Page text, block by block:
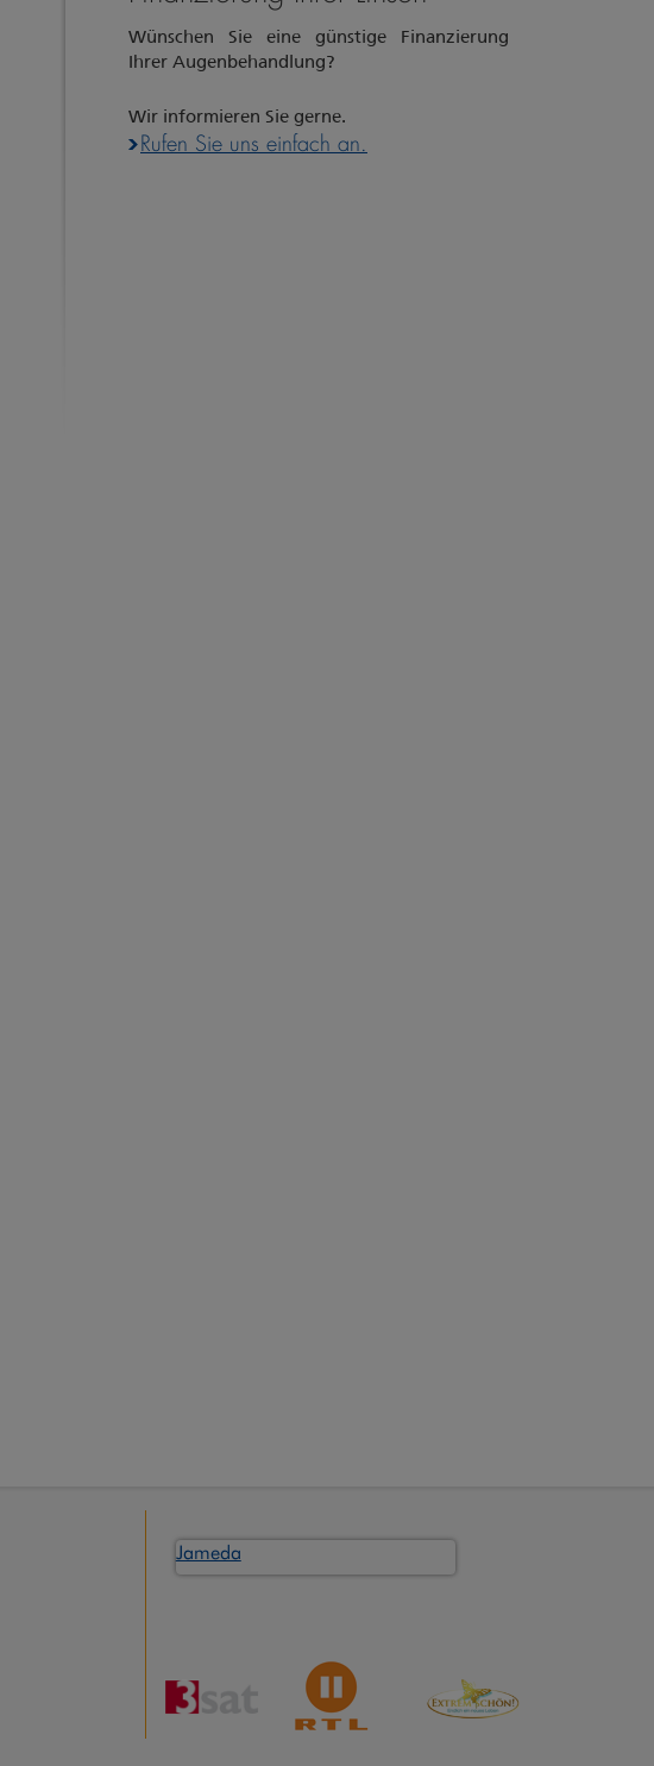
Wünschen Sie eine günstige Finanzierung
Ihrer Augenbehandlung?
Wir informieren Sie gerne.
Rufen Sie uns einfach an.
Jameda